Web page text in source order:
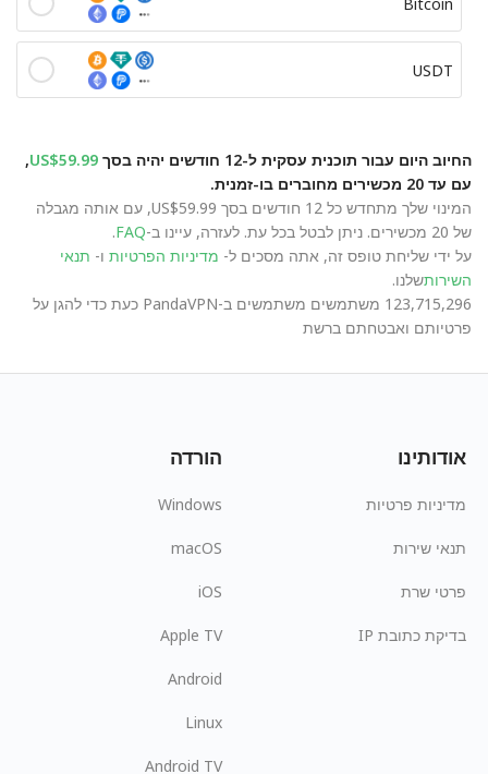
USDT
החיוב היום עבור תוכנית עסקית ל-12 חודשים יהיה בסך US$59.99
,
עם עד 20 מכשירים מחוברים בו-זמנית.
המינוי שלך מתחדש כל 12 חודשים בסך US$59.99, עם אותה מגבלה
של 20 מכשירים. ניתן לבטל בכל עת. לעזרה, עיינו ב-
FAQ
.
על ידי שליחת טופס זה, אתה מסכים ל- מדיניות הפרטיות ו- תנאי
השירותשלנו.
123,715,296 משתמשים משתמשים ב-PandaVPN כעת כדי להגן על
פרטיותם ואבטחתם ברשת
אודותינו
מדיניות פרטיות
תנאי שירות
פרטי שרת
בדיקת כתובת IP
הורדה
Windows
macOS
iOS
Apple TV
Android
Linux
Android TV